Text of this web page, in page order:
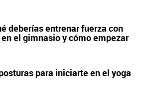
deberías entrenar fuerza con
el gimnasio y cómo empezar
para iniciarte en el yoga